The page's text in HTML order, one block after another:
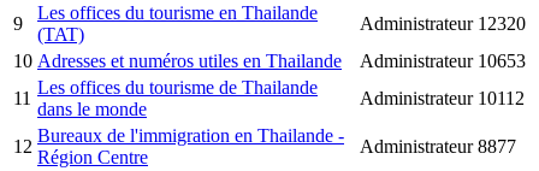
9
Les offices du tourisme en Thailande
(TAT)
Administrateur 12320
10 Adresses et numéros utiles en Thailande Administrateur 10653
11
Les offices du tourisme de Thailande
dans le monde
Administrateur 10112
12
Bureaux de l'immigration en Thailande -
Région Centre
Administrateur 8877